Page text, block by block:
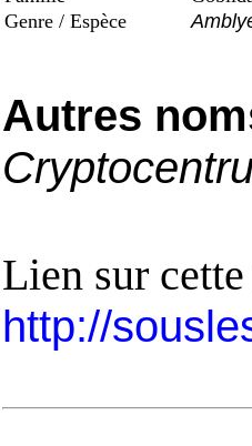
Genre / Espèce
Autres
Lien sur
http://